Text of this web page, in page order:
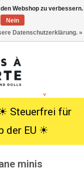
Steuerfrei für
der EU ☀︎
minis
Webshop zu verbessern.
Nein
Datenschutzerklärung. »